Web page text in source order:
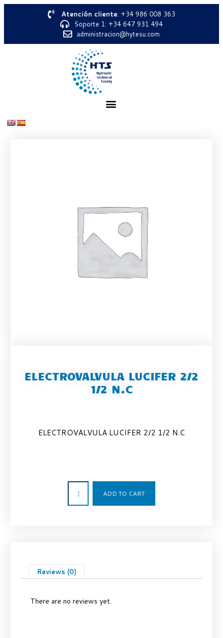
Atención cliente: +34 986 008 363
Soporte 1: +34 647 931 494
administracion@hytesu.com
ELECTROVALVULA LUCIFER 2/2
1/2 N.C
ELECTROVALVULA LUCIFER 2/2 1/2 N.C
ADD TO CART
Reviews (0)
There are no reviews yet.